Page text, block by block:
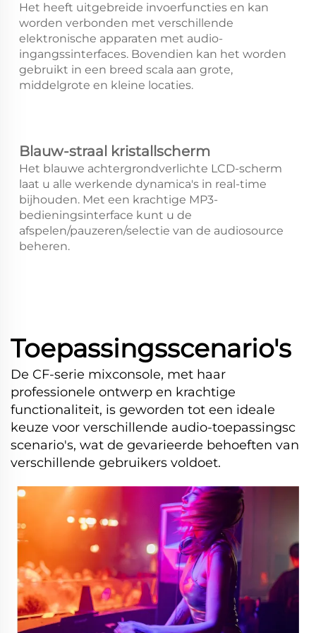
Het heeft uitgebreide invoerfuncties en kan
worden verbonden met verschillende
elektronische apparaten met audio-
ingangssinterfaces. Bovendien kan het worden
gebruikt in een breed scala aan grote,
middelgrote en kleine locaties.
Blauw-straal kristallscherm
Het blauwe achtergrondverlichte LCD-scherm
laat u alle werkende dynamica's in real-time
bijhouden. Met een krachtige MP3-
bedieningsinterface kunt u de
afspelen/pauzeren/selectie van de audiosource
beheren.
Toepassingsscenario's
De CF-serie mixconsole, met haar
professionele ontwerp en krachtige
functionaliteit, is geworden tot een ideale
keuze voor verschillende audio-toepassingsc
scenario's, wat de gevarieerde behoeften van
verschillende gebruikers voldoet.